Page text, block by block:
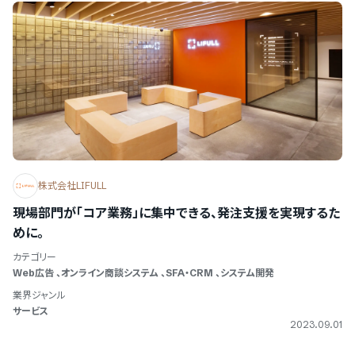
株式会社LIFULL
現場部門が「コア業務」に集中できる、発注支援を実現するた
めに。
カテゴリー
Web広告 、オンライン商談システム 、SFA・CRM 、 システム開発
業界ジャンル
サービス
2023.09.01